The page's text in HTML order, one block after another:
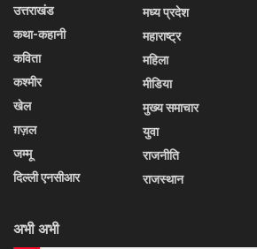
उत्तराखंड
कथा-कहानी
कविता
कश्मीर
खेल
ग़ज़ल
जम्मू
दिल्ली एनसीआर
मध्य प्रदेश
महाराष्ट्र
महिला
मीडिया
मुख्य समाचार
युवा
राजनीति
राजस्थान
अभी अभी